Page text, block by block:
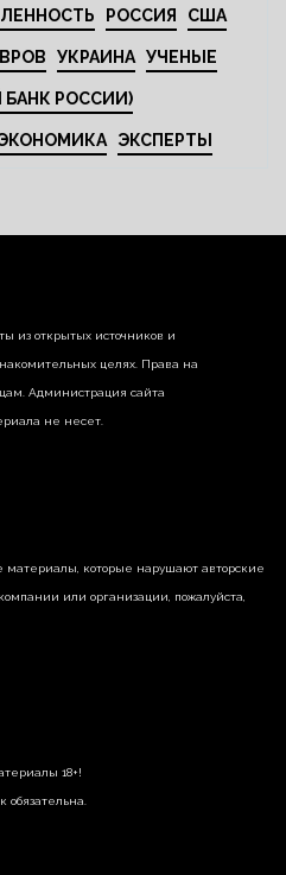
РОССИЯ США
УКРАИНА УЧЕНЫЕ
БАНК РОССИИ)
ЭКСПЕРТЫ
из открытых источников и
целях. Права на
Администрация сайта
не несет.
которые нарушают авторские
или организации, пожалуйста,
18+!